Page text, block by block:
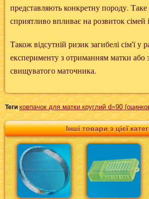
представляють конкретну породу.
сприятливо впливає на розвиток сімей
Також відсутній ризик загибелі сім'ї у
експерименту з отриманням матки або
свищуватого маточника.
Теги ковпачок для матки круглий d=90
Інші товари з цієї